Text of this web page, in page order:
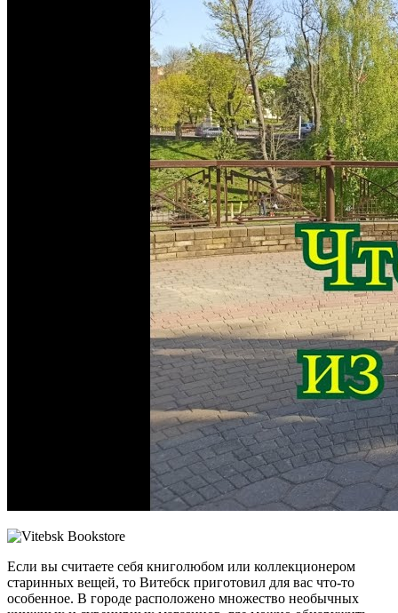
Если вы считаете себя книголюбом или коллекционером
старинных вещей, то Витебск приготовил для вас что-то
особенное. В городе расположено множество необычных